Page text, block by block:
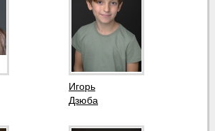
Игорь
Дзюба